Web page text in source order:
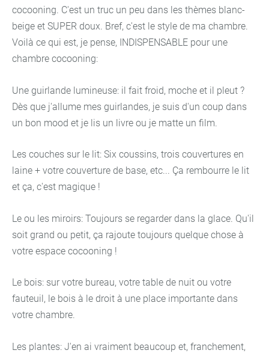
cocooning. C'est un truc un peu dans les thèmes blanc-
beige et SUPER doux. Bref, c'est le style de ma chambre.
Voilà ce qui est, je pense, INDISPENSABLE pour une
chambre cocooning:
Une guirlande lumineuse: il fait froid, moche et il pleut ?
Dès que j'allume mes guirlandes, je suis d'un coup dans
un bon mood et je lis un livre ou je matte un film.
Les couches sur le lit: Six coussins, trois couvertures en
laine + votre couverture de base, etc... Ça rembourre le lit
et ça, c'est magique !
Le ou les miroirs: Toujours se regarder dans la glace. Qu'il
soit grand ou petit, ça rajoute toujours quelque chose à
votre espace cocooning !
Le bois: sur votre bureau, votre table de nuit ou votre
fauteuil, le bois à le droit à une place importante dans
votre chambre.
Les plantes: J'en ai vraiment beaucoup et, franchement,